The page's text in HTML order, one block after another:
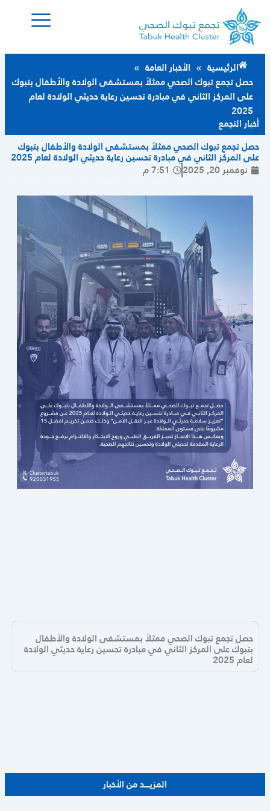
إلى
المحتوى
الرئيسية » الأخبار العامة »
حصل تجمع تبوك الصحي ممثلاً بمستشفى الولادة والأطفال بتبوك
على المركز الثاني في مبادرة تحسين رعاية حديثي الولادة لعام
2025
أخبار التجمع
حصل تجمع تبوك الصحي ممثلاً بمستشفى الولادة والأطفال بتبوك
على المركز الثاني في مبادرة تحسين رعاية حديثي الولادة لعام 2025
نوفمبر 20, 2025 7:51 م
حصل تجمع تبوك الصحي ممثلاً بمستشفى الولادة والأطفال
بتبوك على المركز الثاني في مبادرة تحسين رعاية حديثي الولادة
لعام 2025
المزيــــد من الأخبار